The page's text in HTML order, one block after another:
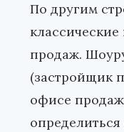
По другим
продаж.
(застройщик
офисе